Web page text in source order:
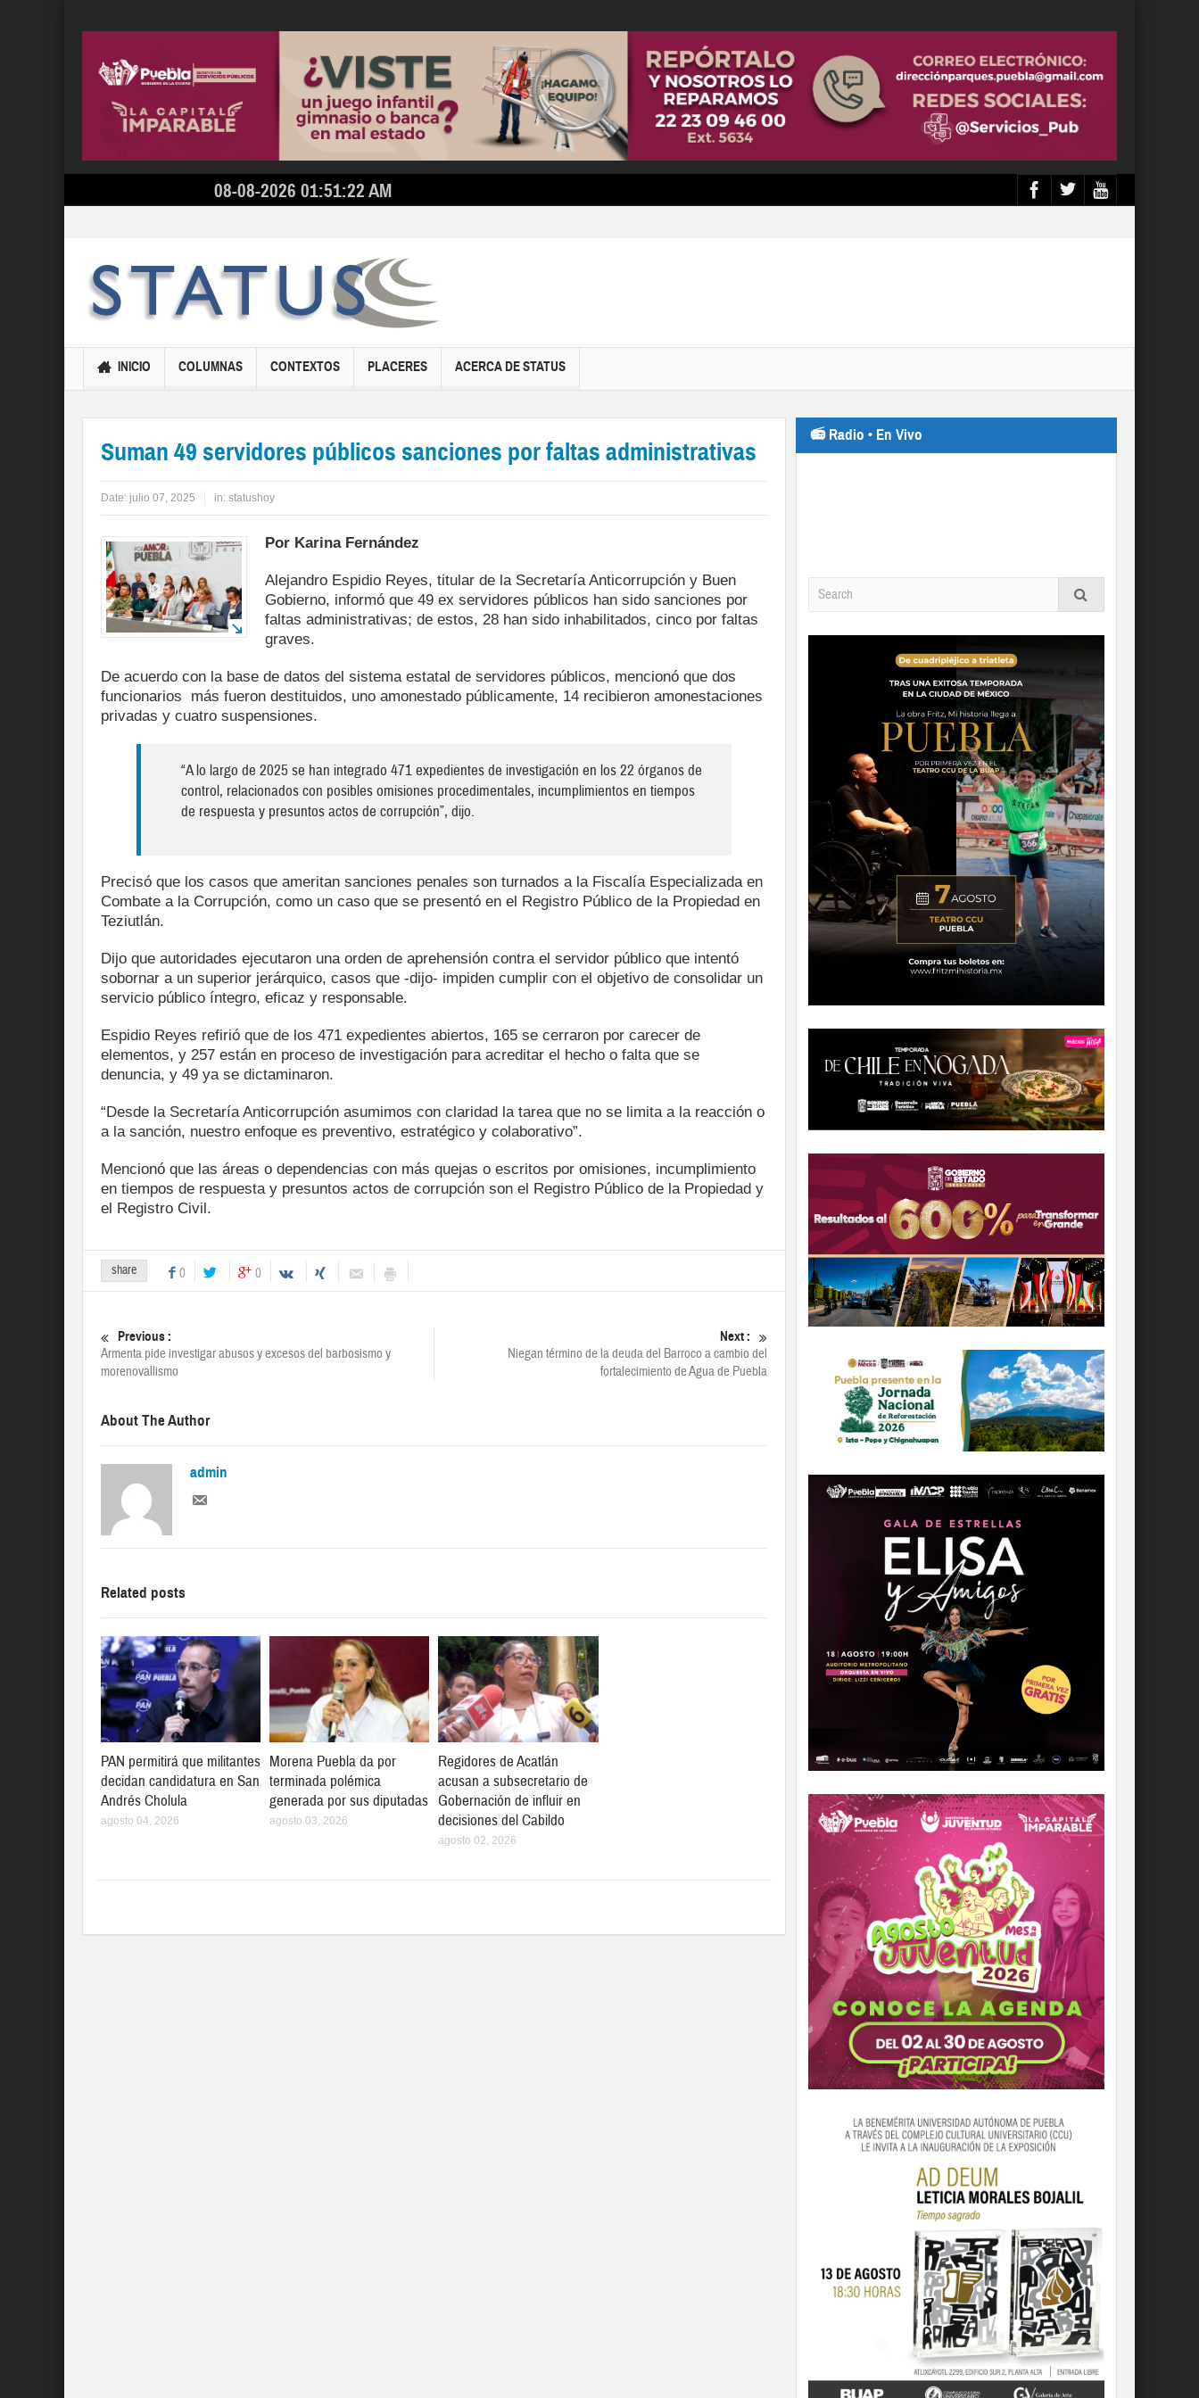
08-08-2026 01:51:22 AM
INICIO COLUMNAS CONTEXTOS PLACERES ACERCA DE STATUS
Suman 49 servidores públicos sanciones por faltas administrativas
Date: julio 07, 2025 in: statushoy
Por Karina Fernández
Alejandro Espidio Reyes, titular de la Secretaría Anticorrupción y Buen
Gobierno, informó que 49 ex servidores públicos han sido sanciones por
faltas administrativas; de estos, 28 han sido inhabilitados, cinco por faltas
graves.
De acuerdo con la base de datos del sistema estatal de servidores públicos, mencionó que dos
funcionarios más fueron destituidos, uno amonestado públicamente, 14 recibieron amonestaciones
privadas y cuatro suspensiones.
“A lo largo de 2025 se han integrado 471 expedientes de investigación en los 22 órganos de
control, relacionados con posibles omisiones procedimentales, incumplimientos en tiempos
de respuesta y presuntos actos de corrupción”, dijo.
Precisó que los casos que ameritan sanciones penales son turnados a la Fiscalía Especializada en
Combate a la Corrupción, como un caso que se presentó en el Registro Público de la Propiedad en
Teziutlán.
Dijo que autoridades ejecutaron una orden de aprehensión contra el servidor público que intentó
sobornar a un superior jerárquico, casos que -dijo- impiden cumplir con el objetivo de consolidar un
servicio público íntegro, eficaz y responsable.
Espidio Reyes refirió que de los 471 expedientes abiertos, 165 se cerraron por carecer de
elementos, y 257 están en proceso de investigación para acreditar el hecho o falta que se
denuncia, y 49 ya se dictaminaron.
“Desde la Secretaría Anticorrupción asumimos con claridad la tarea que no se limita a la reacción o
a la sanción, nuestro enfoque es preventivo, estratégico y colaborativo”.
Mencionó que las áreas o dependencias con más quejas o escritos por omisiones, incumplimiento
en tiempos de respuesta y presuntos actos de corrupción son el Registro Público de la Propiedad y
el Registro Civil.
share 0 0
Previous :
Armenta pide investigar abusos y excesos del barbosismo y
morenovallismo
Next :
Niegan término de la deuda del Barroco a cambio del
fortalecimiento de Agua de Puebla
About The Author
admin
Related posts
PAN permitirá que militantes
decidan candidatura en San
Andrés Cholula
agosto 04, 2026
Morena Puebla da por
terminada polémica
generada por sus diputadas
agosto 03, 2026
Regidores de Acatlán
acusan a subsecretario de
Gobernación de influir en
decisiones del Cabildo
agosto 02, 2026
📻 Radio • En Vivo